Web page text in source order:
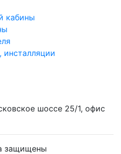
кабины
инсталляции
шоссе 25/1, офис
защищены